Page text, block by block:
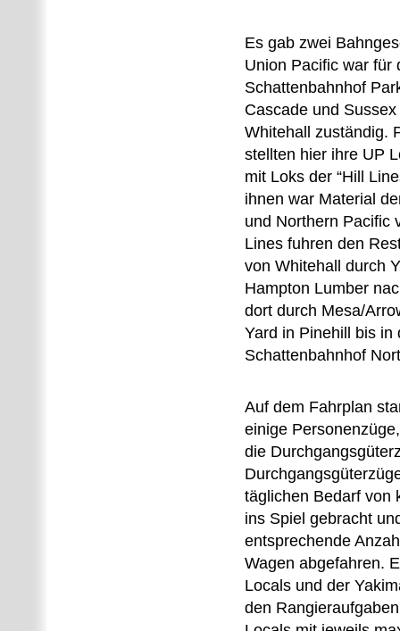
Es gab zwei
Union Pacific war für
Schattenbahnhof
Cascade und
Whitehall zuständig.
stellten hier ihre UP
mit Loks der “Hill
ihnen war Material
und Northern Pacific
Lines fuhren den
von Whitehall durch
Hampton Lumber
dort durch Mesa/
Yard in Pinehill bis in
Schattenbahnhof
Auf dem Fahrplan
einige
die
täglichen Bedarf von
ins Spiel gebracht
entsprechende
Wagen abgefahren.
Locals und der
den